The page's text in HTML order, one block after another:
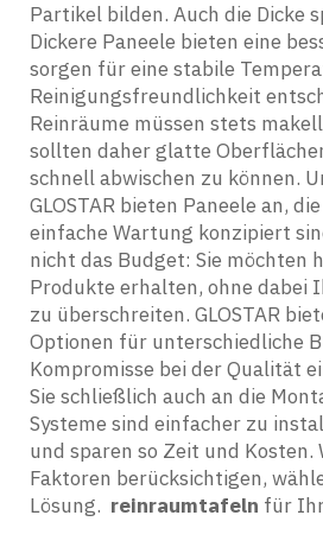
Partikel bilden. Auch die Dicke
Dickere Paneele bieten eine
sorgen für eine stabile
Reinigungsfreundlichkeit
Reinräume müssen stets
sollten daher glatte
schnell abwischen zu können.
GLOSTAR bieten Paneele an,
einfache Wartung konzipiert
nicht das Budget: Sie möchten
Produkte erhalten, ohne dabei
zu überschreiten. GLOSTAR
Optionen für unterschiedliche
Kompromisse bei der Qualität
Sie schließlich auch an die
Systeme sind einfacher zu
und sparen so Zeit und Kosten.
Faktoren berücksichtigen,
Lösung. reinraumtafeln für